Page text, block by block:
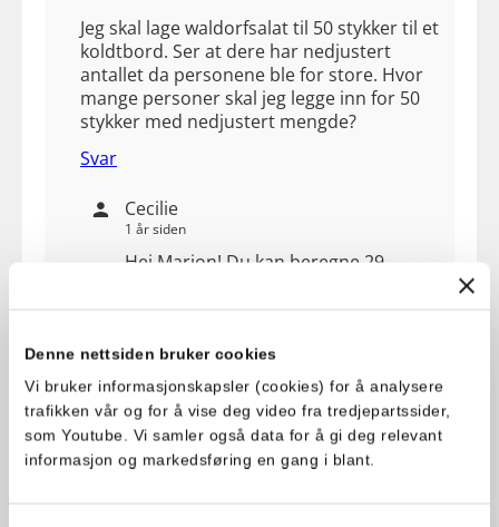
Denne nettsiden bruker cookies
Vi bruker informasjonskapsler (cookies) for å analysere
trafikken vår og for å vise deg video fra tredjepartssider,
som Youtube. Vi samler også data for å gi deg relevant
informasjon og markedsføring en gang i blant.
Jeg skal lage waldorfsalat til 50 stykker til et
koldtbord. Ser at dere har nedjustert
antallet da personene ble for store. Hvor
mange personer skal jeg legge inn for 50
stykker med nedjustert mengde?
Svar
Cecilie
1 år siden
Hei Marion! Du kan beregne 29
Unni
2 år siden
Når jeg skal lage til 14 personer, skal jeg da
endre pppskriftsmengden til 14? Det ble